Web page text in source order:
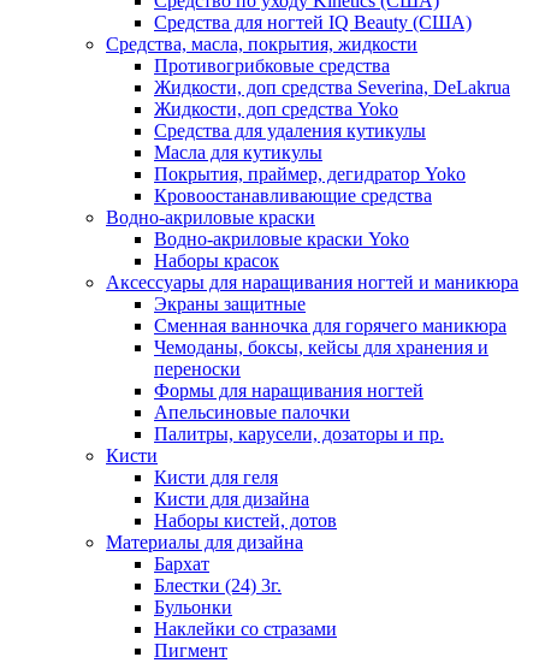
Средства для ногтей IQ Beauty (США)
Средства, масла, покрытия, жидкости
Противогрибковые средства
Жидкости, доп средства Severina, DeLakrua
Жидкости, доп средства Yoko
Средства для удаления кутикулы
Масла для кутикулы
Покрытия, праймер, дегидратор Yoko
Кровоостанавливающие средства
Водно-акриловые краски
Водно-акриловые краски Yoko
Наборы красок
Аксессуары для наращивания ногтей и маникюра
Экраны защитные
Сменная ванночка для горячего маникюра
Чемоданы, боксы, кейсы для хранения и
переноски
Формы для наращивания ногтей
Апельсиновые палочки
Палитры, карусели, дозаторы и пр.
Кисти
Кисти для геля
Кисти для дизайна
Наборы кистей, дотов
Материалы для дизайна
Бархат
Блестки (24) 3г.
Бульонки
Наклейки со стразами
Пигмент